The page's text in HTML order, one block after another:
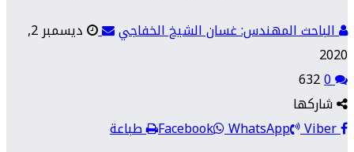
الباحث المهندس: غسان الشيخ الخفاجي
ديسمبر 2,
2020
0
شاركها
Facebook
WhatsApp Viber طباعة